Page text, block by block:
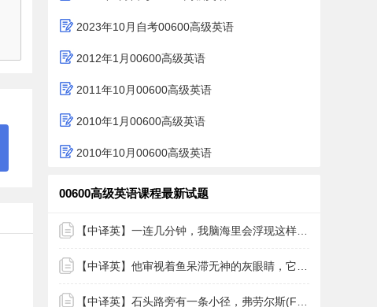
2023年10月自考00600高级英语
2012年1月00600高级英语
2011年10月00600高级英语
2010年1月00600高级英语
2010年10月00600高级英语
00600高级英语课程最新试题